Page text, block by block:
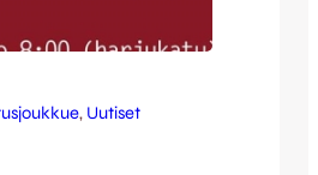
, Uutiset